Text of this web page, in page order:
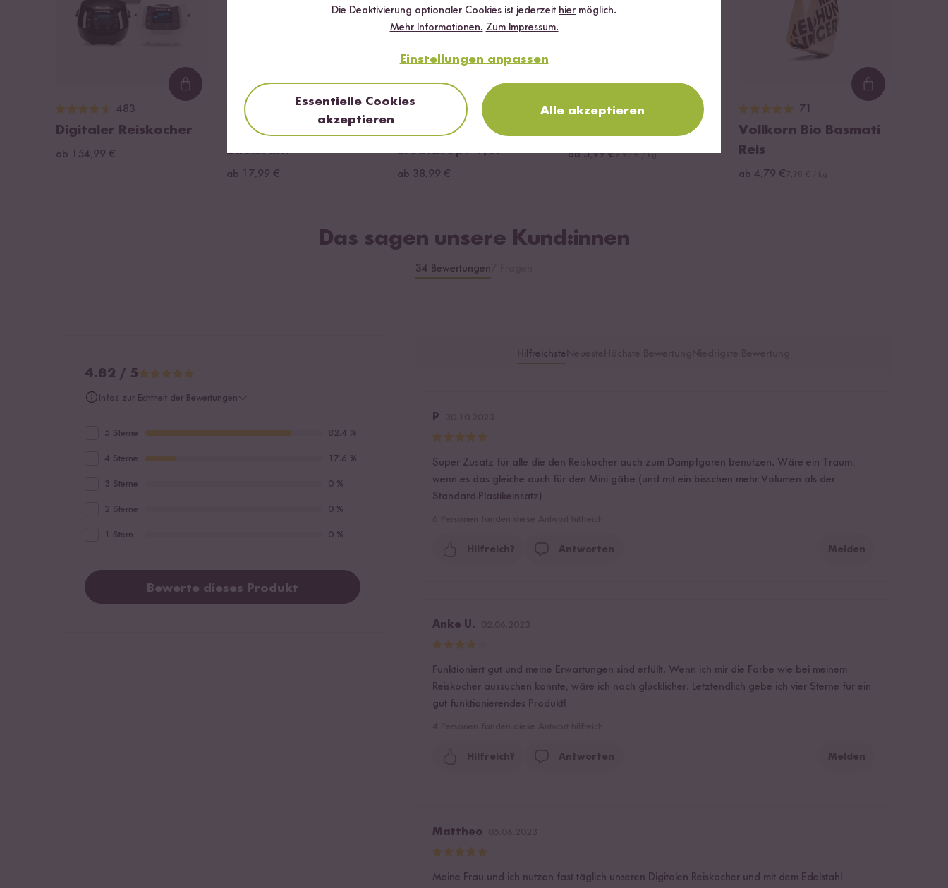
Loading...
483
Digitaler Reiskocher
ab 154,99 €
Reis Waschschüssel
Edelstahl
ab 17,99 €
21
Digitaler Reiskocher
Ersatztopf 1,5l
ab 38,99 €
Loading...
129
ab 5,99 €9,98 € / kg
Loading...
71
Vollkorn Bio Basmati
Reis
ab 4,79 €
Das sagen unsere Kund:innen
34 Bewertungen
4.82 / 5
Infos zur Echtheit der Bewertungen
5 Sterne 82.4 %
4 Sterne 17.6 %
3 Sterne 0 %
2 Sterne 0 %
1 Stern 0 %
Bewerte dieses Produkt
Hilfreichste
P
Super Zusatz für alle die den Reiskocher auch zum Dampfgaren benutzen. Wäre ein Traum,
wenn es das gleiche auch für den Mini gäbe (und mit ein bisschen mehr Volumen als der
Standard-Plastikeinsatz)
Hilfreich? Antworten Melden
Anke U.
Funktioniert gut und meine Erwartungen sind erfüllt. Wenn ich mir die Farbe wie bei meinem
Reiskocher aussuchen könnte, wäre ich noch glücklicher. Letztendlich gebe ich vier Sterne für ein
gut funktionierendes Produkt!
Hilfreich? Antworten Melden
Mattheo
Meine Frau und ich nutzen fast täglich unseren Digitalen Reiskocher und mit dem Edelstahl
Die Deaktivierung optionaler Cookies ist jederzeit hier möglich.
Mehr Informationen. Zum Impressum.
Einstellungen anpassen
Essentielle Cookies
akzeptieren
Alle akzeptieren